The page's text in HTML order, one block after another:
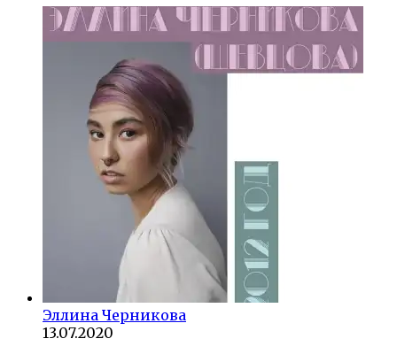
Эллина Черникова
13.07.2020